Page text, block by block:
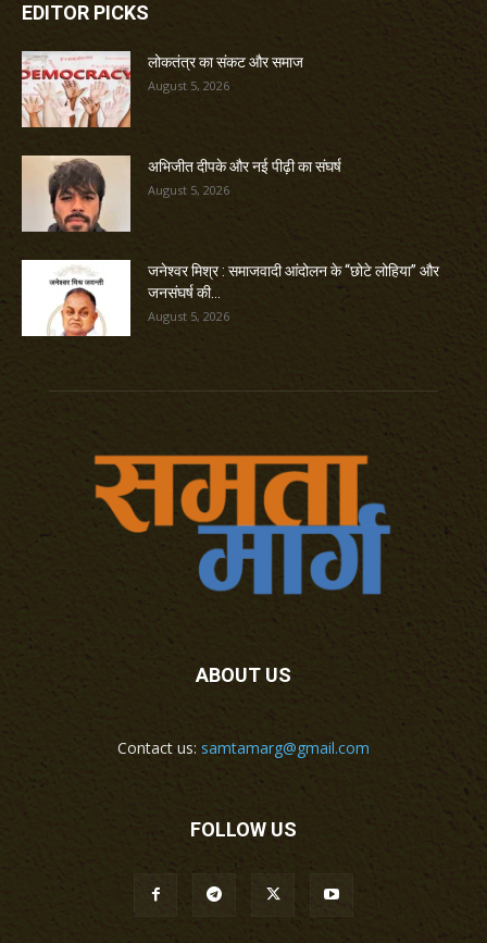
EDITOR PICKS
लोकतंत्र का संकट और समाज
August 5, 2026
अभिजीत दीपके और नई पीढ़ी का संघर्ष
August 5, 2026
जनेश्वर मिश्र : समाजवादी आंदोलन के “छोटे लोहिया” और
जनसंघर्ष की...
August 5, 2026
ABOUT US
Contact us: samtamarg@gmail.com
FOLLOW US